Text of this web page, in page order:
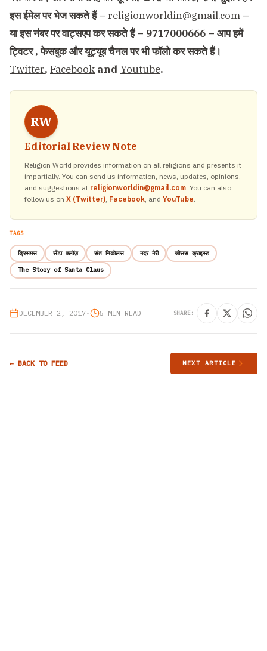
इस ईमेल पर भेज सकते हैं – religionworldin@gmail.com –
या इस नंबर पर वाट्सएप कर सकते हैं – 9717000666 – आप हमें
ट्विटर , फेसबुक और यूट्यूब चैनल पर भी फॉलो कर सकते हैं।
Twitter, Facebook and Youtube.
RW
Editorial Review Note
Religion World provides information on all religions and presents it
impartially. You can send us information, news, updates, opinions,
and suggestions at religionworldin@gmail.com . You can also
follow us on X (Twitter) Facebook , and YouTube
TAGS
क्रिसमस सैंटा क्लॉज़ संत निकोलस मदर मैरी जीसस क्राइस्ट
The Story of Santa Claus
DECEMBER 2, 2017• 5 MIN READ SHARE:
← BACK TO FEED NEXT ARTICLE